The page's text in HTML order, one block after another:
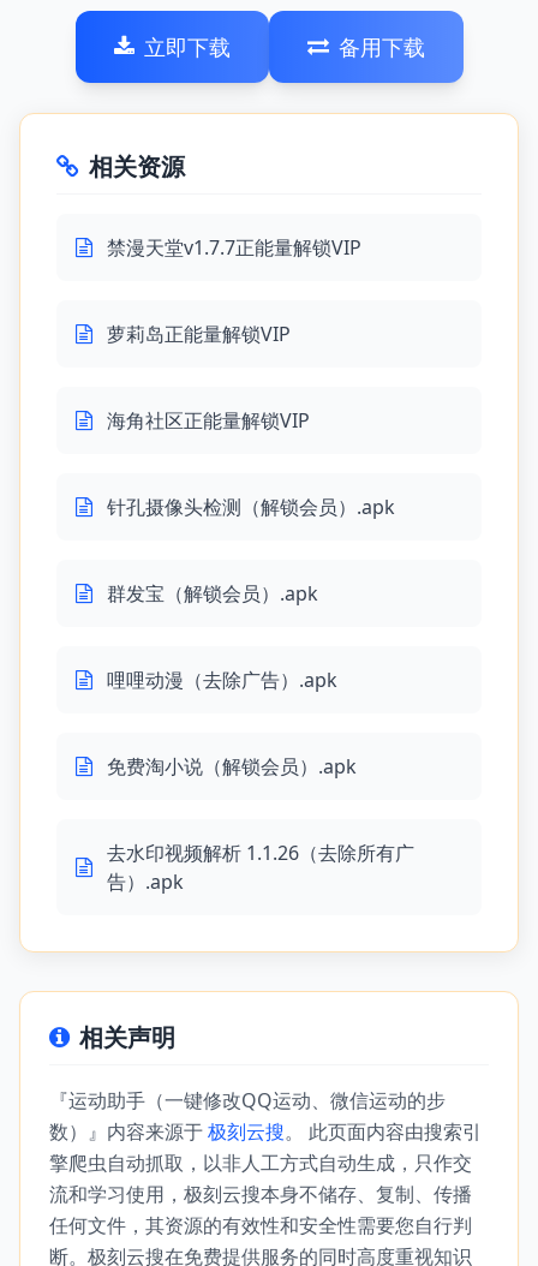
立即下载 备用下载
相关资源
禁漫天堂v1.7.7正能量解锁VIP
萝莉岛正能量解锁VIP
海角社区正能量解锁VIP
针孔摄像头检测（解锁会员）.apk
群发宝（解锁会员）.apk
哩哩动漫（去除广告）.apk
免费淘小说（解锁会员）.apk
去水印视频解析 1.1.26（去除所有广
告）.apk
相关声明
『运动助手（一键修改QQ运动、微信运动的步
数）』内容来源于极刻云搜。 此页面内容由搜索引
擎爬虫自动抓取，以非人工方式自动生成，只作交
流和学习使用，极刻云搜本身不储存、复制、传播
任何文件，其资源的有效性和安全性需要您自行判
断。极刻云搜在免费提供服务的同时高度重视知识